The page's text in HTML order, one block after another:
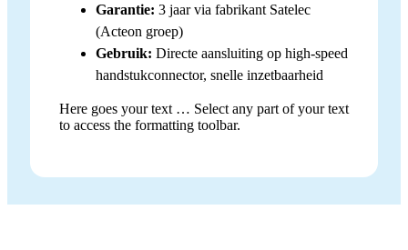
Garantie: 3 jaar via fabrikant Satelec
(Acteon groep)
Gebruik: Directe aansluiting op high-speed
handstukconnector, snelle inzetbaarheid
Here goes your text … Select any part of your text
to access the formatting toolbar.